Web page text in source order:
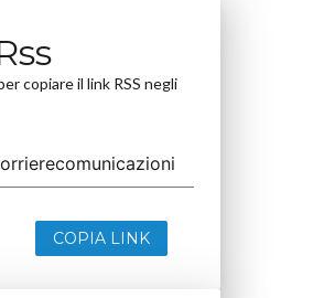
copiare il link RSS negli
COPIA LINK